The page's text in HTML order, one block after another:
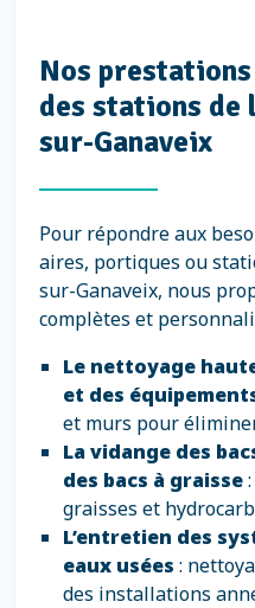
Nos
des stations de
sur-Ganaveix
Pour répondre aux
aires, portiques ou
sur-Ganaveix, nous
complètes et
Le nettoyage
et des
et murs pour
La vidange des
des bacs à graisse
graisses et
L’entretien des
eaux usées :
des installations